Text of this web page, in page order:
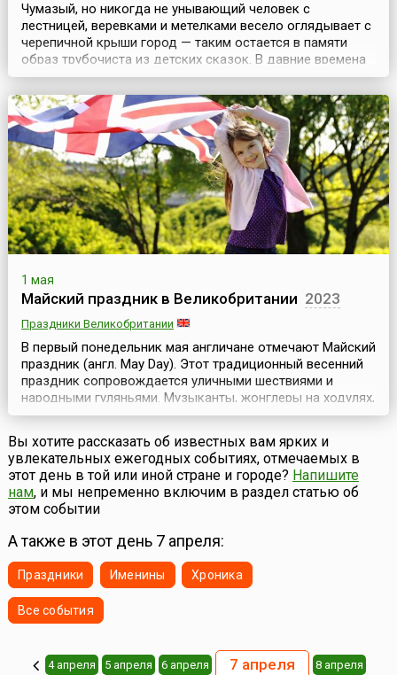
Чумазый, но никогда не унывающий человек с
лестницей, веревками и метелками весело оглядывает с
черепичной крыши город — таким остается в памяти
образ трубочиста из детских сказок. В давние времена
ремесло трубочиста окутывала некая таинственность.
Ходили легенды о богатых джентльменах, которые
теряли своих детей и после долгих лет безутешного горя
находили их среди трубочистов. Истории окруж...
1 мая
Майский праздник в Великобритании 2023
Праздники Великобритании
В первый понедельник мая англичане отмечают Майский
праздник (англ. May Day). Этот традиционный весенний
праздник сопровождается уличными шествиями и
народными гуляньями. Музыканты, жонглеры на ходулях,
менестрели и харчевни создают здесь подлинную
атмосферу средневекового карнавала.В этот день
народ пляшет под майским деревом, украшенным
разноцветными ленточками, наряжается в Зеленого
Джека (...
Вы хотите рассказать об известных вам ярких и
увлекательных ежегодных событиях, отмечаемых в
этот день в той или иной стране и городе? Напишите
нам, и мы непременно включим в раздел статью об
этом событии
А также в этот день 7 апреля:
Праздники Именины Хроника
Все события
4 апреля 5 апреля 6 апреля 7 апреля 8 апреля